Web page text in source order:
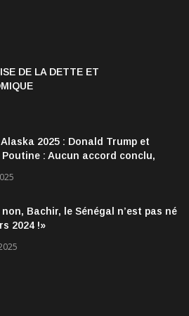
DE LA DETTE ET
2025 : Donald Trump et
: Aucun accord conclu,
non, Bachir, le Sénégal n’est pas né
2024 !»